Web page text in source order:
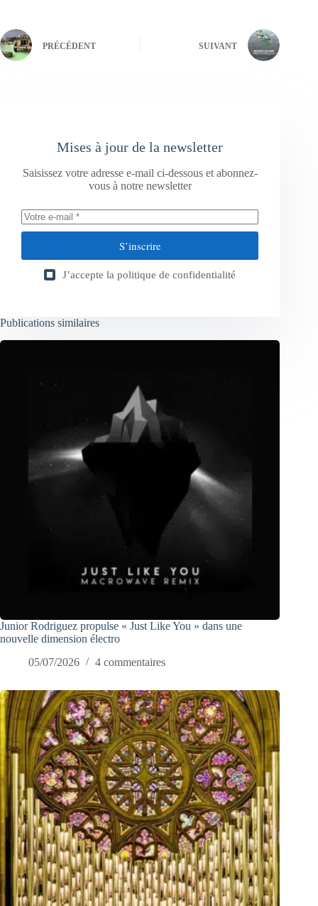
PRÉCÉDENT SUIVANT
Mises à jour de la newsletter
Saisissez votre adresse e-mail ci-dessous et abonnez-
vous à notre newsletter
S’inscrire
J’accepte la politique de confidentialité
Publications similaires
Junior Rodriguez propulse « Just Like You » dans une
nouvelle dimension électro
05/07/2026
4 commentaires